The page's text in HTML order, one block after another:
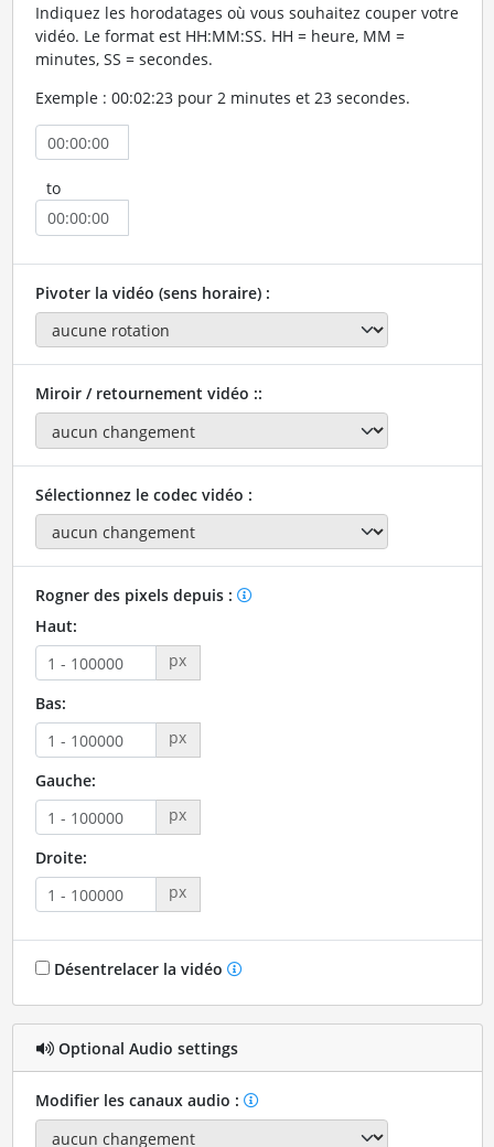
Indiquez les horodatages où vous souhaitez couper votre
vidéo. Le format est HH:MM:SS. HH = heure, MM =
minutes, SS = secondes.
Exemple : 00:02:23 pour 2 minutes et 23 secondes.
to
Pivoter la vidéo (sens horaire) :
Miroir / retournement vidéo ::
Sélectionnez le codec vidéo :
Rogner des pixels depuis :
Haut:
px
Bas:
px
Gauche:
px
Droite:
px
Désentrelacer la vidéo
Optional Audio settings
Modifier les canaux audio :